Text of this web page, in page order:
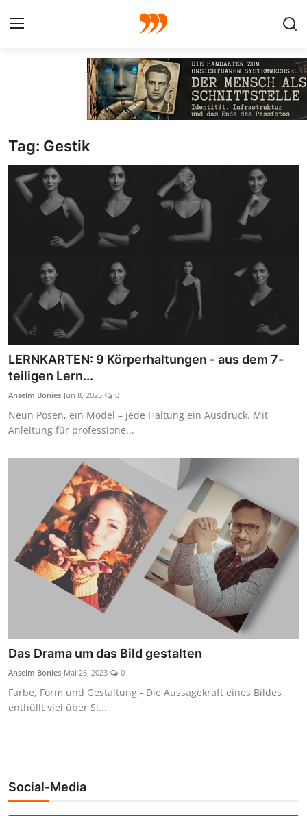
Galerie
GRAFIK
Vorproduktion
Tag: Gestik
LERNKARTEN: 9 Körperhaltungen - aus dem 7-
teiligen Lern...
Anselm Bonies Jun 8, 2025 0
Neun Posen, ein Model – jede Haltung ein Ausdruck. Mit
Anleitung für professione...
Das Drama um das Bild gestalten
Anselm Bonies Mai 26, 2023 0
Farbe, Form und Gestaltung - Die Aussagekraft eines Bildes
enthüllt viel über Si...
Social-Media